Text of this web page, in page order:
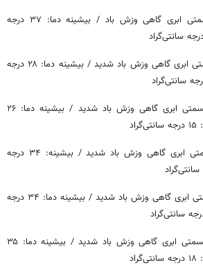
کاشان: آسمان صاف تا قسمتی ابری گاهی وزش باد / بیشینه دما: ۳۷ درجه
سمیرم: آسمان صاف تا قسمتی ابری گاهی وزش باد شدید / بیشینه دما: ۲۸ درجه
خوانسار: آسمان صاف تا قسمتی ابری گاهی وزش باد شدید / بیشینه دما: ۲۶
مبارکه: آسمان صاف تا قسمتی ابری گاهی وزش باد شدید / بیشینه: ۳۴ درجه
شهرضا: آسمان صاف تا قسمتی ابری گاهی وزش باد شدید / بیشینه دما: ۳۴ درجه
دولت‌آباد: آسمان صاف تا قسمتی ابری گاهی وزش باد شدید / بیشینه دما: ۳۵